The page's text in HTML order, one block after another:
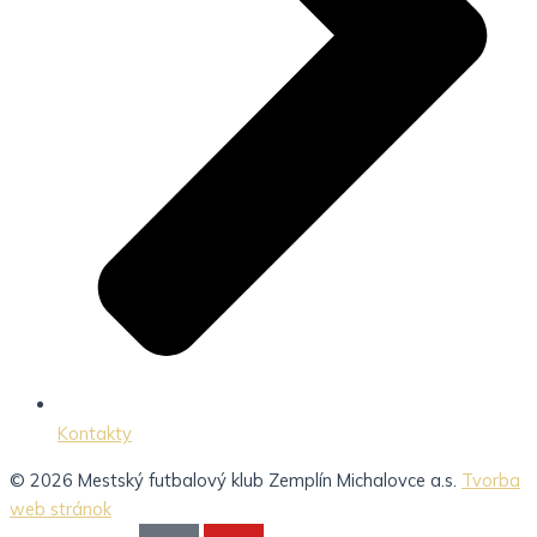
Kontakty
© 2026 Mestský futbalový klub Zemplín Michalovce a.s. Tvorba
web stránok